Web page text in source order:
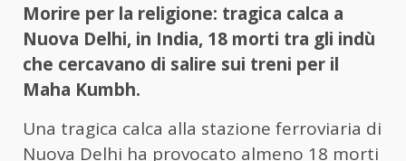
Morire per la religione: tragica calca a
Nuova Delhi, in India, 18 morti tra gli indù
che cercavano di salire sui treni per il
Maha Kumbh.
Una tragica calca alla stazione ferroviaria di
Nuova Delhi ha provocato almeno 18 morti